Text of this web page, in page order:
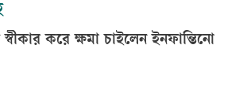
করে ক্ষমা চাইলেন ইনফান্তিনো